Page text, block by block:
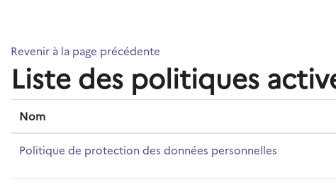
Revenir à la page précédente
Liste des politiques
Nom
Politique de protection des données personnelles